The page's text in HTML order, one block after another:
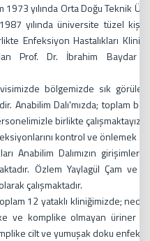
yılında Orta Doğu Teknik
yılında üniversite tüzel
Enfeksiyon Hastalıkları
Prof. Dr. İbrahim Baydar
bölgemizde sık
Anabilim Dalı'mızda; toplam
birlikte çalışmaktayız.
kontrol ve önlemek
Anabilim Dalımızın
Özlem Yaylagül Çam
çalışmaktadır.
12 yataklı kliniğimizde;
ve komplike olmayan üriner
cilt ve yumuşak doku